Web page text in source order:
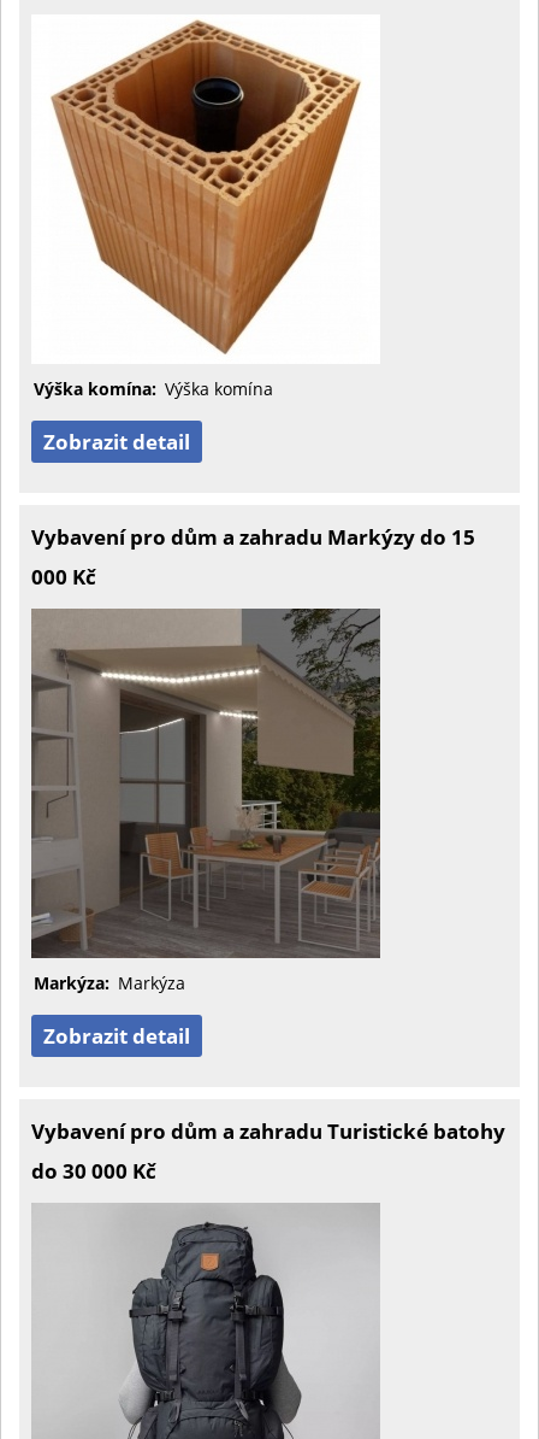
Výška komína: Výška komína
Zobrazit detail
Vybavení pro dům a zahradu Markýzy do 15
000 Kč
Markýza: Markýza
Zobrazit detail
Vybavení pro dům a zahradu Turistické batohy
do 30 000 Kč